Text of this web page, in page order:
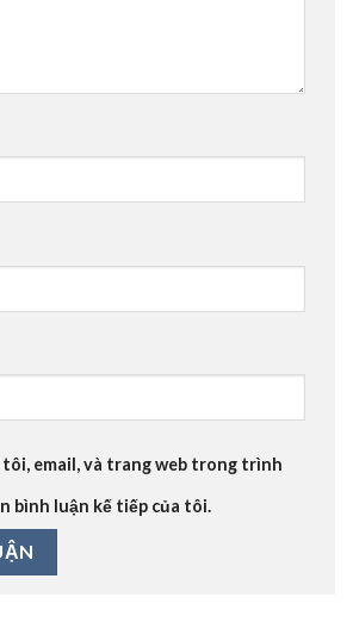
email, và trang web trong trình
bình luận kế tiếp của tôi.